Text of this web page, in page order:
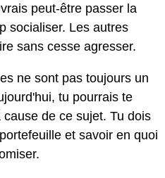
peut-être passer la
socialiser. Les autres
sans cesse agresser.
ne sont pas toujours un
tu pourrais te
cause de ce sujet. Tu dois
et savoir en quoi